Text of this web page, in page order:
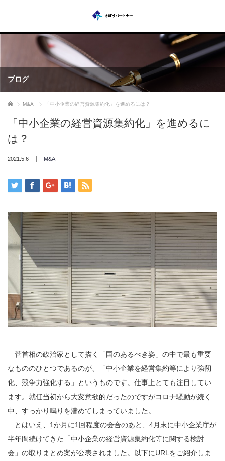
ブログ
ホーム M&A 「中小企業の経営資源集約化」を進めるには？
「中小企業の経営資源集約化」を進めるに
は？
2021.5.6 M&A
菅首相の政治家として描く「国のあるべき姿」の中で最も重要
なもののひとつであるのが、「中小企業を経営集約等により強靭
化、競争力強化する」というものです。仕事上とても注目してい
ます。就任当初から大変意欲的だったのですがコロナ騒動が続く
中、すっかり鳴りを潜めてしまっていました。
とはいえ、1か月に1回程度の会合のあと、4月末に中小企業庁が
半年間続けてきた「中小企業の経営資源集約化等に関する検討
会」の取りまとめ案が公表されました。以下にURLをご紹介しま